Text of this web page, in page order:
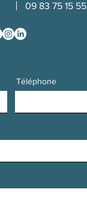
09 83 75 15 55
Téléphone